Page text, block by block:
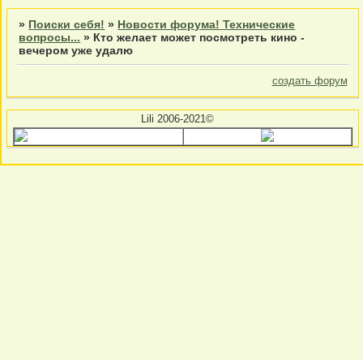
» Поиски себя! » Новости форума! Технические
вопросы... » Кто желает может посмотреть кино -
вечером уже удалю
создать форум
Lili 2006-2021©